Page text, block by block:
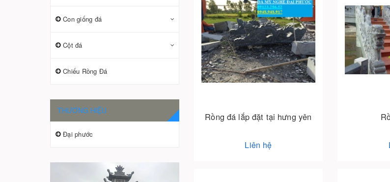
Rồng đá lắp đặt tại hưng yên
Liên hệ
Con giống đá
Cột đá
Chiếu Rồng Đá
THƯƠNG HIỆU
Đại phước